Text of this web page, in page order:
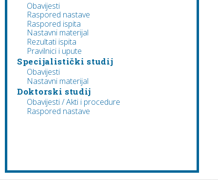
Obavijesti
Raspored nastave
Raspored ispita
Nastavni materijal
Rezultati ispita
Pravilnici i upute
Specijalistički studij
Obavijesti
Nastavni materijal
Doktorski studij
Obavijesti / Akti i procedure
Raspored nastave